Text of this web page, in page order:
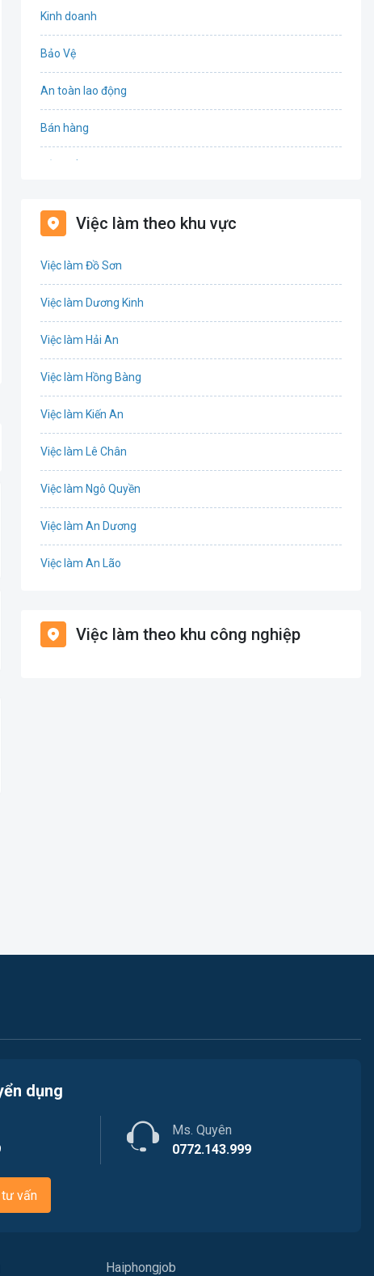
Kinh doanh
Bảo Vệ
An toàn lao động
Bán hàng
Biên phiên dịch
Văn Phòng
Marketing
Sản xuất / Vận hành sản xuất
Việc làm theo khu vực
Việc làm Đồ Sơn
Việc làm Dương Kinh
Việc làm Hải An
Việc làm Hồng Bàng
Việc làm Kiến An
Việc làm Lê Chân
Việc làm Ngô Quyền
Việc làm An Dương
Việc làm An Lão
Việc làm Cát Hải
Việc làm Hưng Đạo
Việc làm theo khu công nghiệp
dụng
Ms. Quyên
0772.143.999
vấn
Haiphongjob